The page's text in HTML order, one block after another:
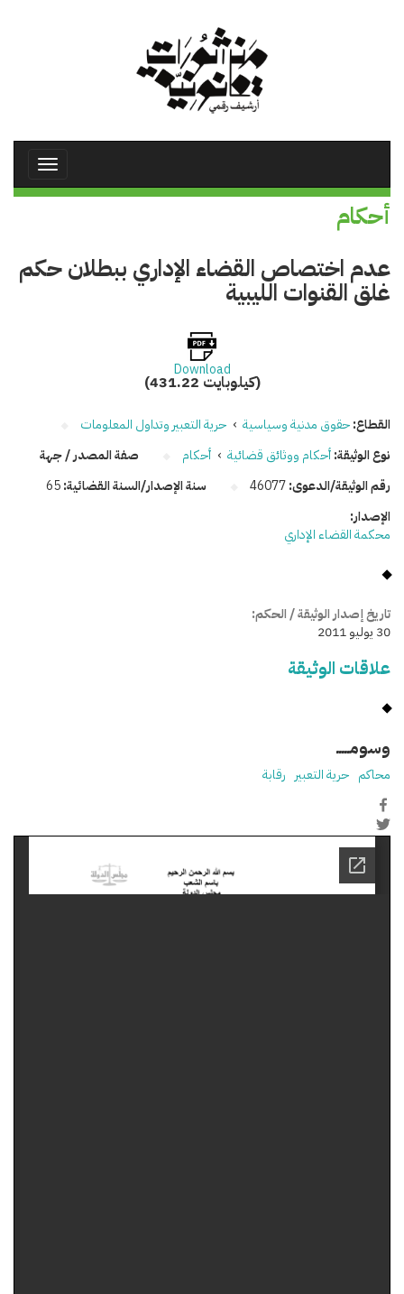
Toggle
أحكام
عدم اختصاص القضاء الإداري ببطلان حكم
غلق القنوات الليبية
Download
(431.22 كيلوبايت)
القطاع:حقوق مدنية وسياسية › حرية التعبير وتداول المعلومات
نوع الوثيقة:أحكام ووثائق قضائية › أحكام
رقم الوثيقة/الدعوى:46077 سنة الإصدار/السنة القضائية:65
صفة المصدر / جهة
الإصدار:
محكمة القضاء الإداري
تاريخ إصدار الوثيقة / الحكم:
30 يوليو 2011
علاقات الوثيقة
وسومـــــ
محاكم حرية التعبير رقابة